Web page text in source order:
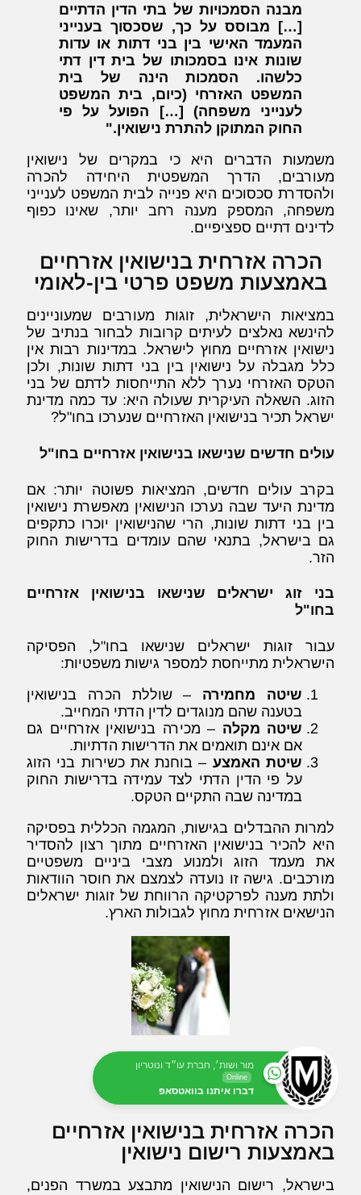
מבנה הסמכויות של בתי הדין הדתיים
[…] מבוסס על כך, שסכסוך בענייני
המעמד האישי בין בני דתות או עדות
שונות אינו בסמכותו של בית דין דתי
כלשהו. הסמכות הינה של בית
המשפט האזרחי (כיום, בית המשפט
לענייני משפחה) […] הפועל על פי
החוק המתוקן להתרת נישואין."
משמעות הדברים היא כי במקרים של נישואין
מעורבים, הדרך המשפטית היחידה להכרה
ולהסדרת סכסוכים היא פנייה לבית המשפט לענייני
משפחה, המספק מענה רחב יותר, שאינו כפוף
לדינים דתיים ספציפיים.
הכרה אזרחית בנישואין אזרחיים
באמצעות משפט פרטי בין-לאומי
במציאות הישראלית, זוגות מעורבים שמעוניינים
להינשא נאלצים לעיתים קרובות לבחור בנתיב של
נישואין אזרחיים מחוץ לישראל. במדינות רבות אין
כלל מגבלה על נישואין בין בני דתות שונות, ולכן
הטקס האזרחי נערך ללא התייחסות לדתם של בני
הזוג. השאלה העיקרית שעולה היא: עד כמה מדינת
ישראל תכיר בנישואין האזרחיים שנערכו בחו"ל?
עולים חדשים שנישאו בנישואין אזרחיים בחו"ל
בקרב עולים חדשים, המציאות פשוטה יותר: אם
מדינת היעד שבה נערכו הנישואין מאפשרת נישואין
בין בני דתות שונות, הרי שהנישואין יוכרו כתקפים
גם בישראל, בתנאי שהם עומדים בדרישות החוק
הזר.
בני זוג ישראלים שנישאו בנישואין אזרחיים
בחו"ל
עבור זוגות ישראלים שנישאו בחו"ל, הפסיקה
הישראלית מתייחסת למספר גישות משפטיות:
שיטה מחמירה – שוללת הכרה בנישואין
בטענה שהם מנוגדים לדין הדתי המחייב.
שיטה מקלה – מכירה בנישואין אזרחיים גם
אם אינם תואמים את הדרישות הדתיות.
שיטת האמצע – בוחנת את כשירות בני הזוג
על פי הדין הדתי לצד עמידה בדרישות החוק
במדינה שבה התקיים הטקס.
למרות ההבדלים בגישות, המגמה הכללית בפסיקה
היא להכיר בנישואין האזרחיים מתוך רצון להסדיר
את מעמד הזוג ולמנוע מצבי ביניים משפטיים
מורכבים. גישה זו נועדה לצמצם את חוסר הוודאות
ולתת מענה לפרקטיקה הרווחת של זוגות ישראלים
הנישאים אזרחית מחוץ לגבולות הארץ.
מור ושות׳, חברת עו״ד ונוטריון
Online
דברו איתנו בוואטסאפ
הכרה אזרחית בנישואין אזרחיים
באמצעות רישום נישואין
בישראל, רישום הנישואין מתבצע במשרד הפנים,